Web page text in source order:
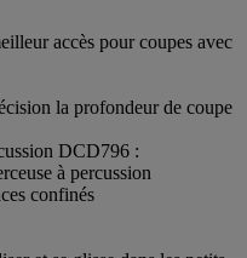
accès pour coupes avec
la profondeur de coupe
DCD796 :
à percussion
confinés